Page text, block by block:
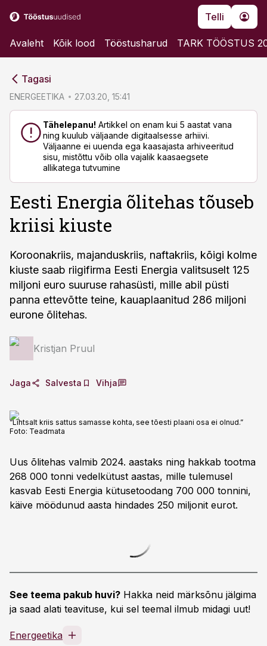
Telli
Avaleht Kõik lood Tööstusharud TARK TÖÖSTUS
Tagasi
ENERGEETIKA 27.03.20, 15:41
Tähelepanu! Artikkel on enam kui 5 aastat vana
ning kuulub väljaande digitaalsesse arhiivi.
Väljaanne ei uuenda ega kaasajasta arhiveeritud
sisu, mistõttu võib olla vajalik kaasaegsete
allikatega tutvumine
Eesti Energia õlitehas tõuseb
kriisi kiuste
Koroonakriis, majanduskriis, naftakriis, kõigi kolme
kiuste saab riigifirma Eesti Energia valitsuselt 125
miljoni euro suuruse rahasüsti, mille abil püsti
panna ettevõtte teine, kauaplaanitud 286 miljoni
eurone õlitehas.
Kristjan Pruul
Jaga Salvesta Vihja
“Lihtsalt kriis sattus samasse kohta, see tõesti plaani osa ei olnud.”
Foto: Teadmata
Uus õlitehas valmib 2024. aastaks ning hakkab tootma
268 000 tonni vedelkütust aastas, mille tulemusel
kasvab Eesti Energia kütusetoodang 700 000 tonnini,
käive möödunud aasta hindades 250 miljonit eurot.
See teema pakub huvi? Hakka neid märksõnu jälgima
ja saad alati teavituse, kui sel teemal ilmub midagi uut!
Energeetika